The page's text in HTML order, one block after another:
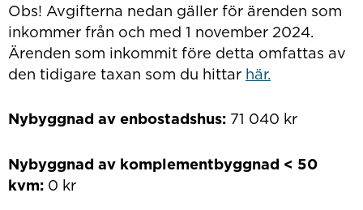
Obs! Avgifterna nedan gäller för ärenden som
inkommer från och med 1 november 2024.
Ärenden som inkommit före detta omfattas av
den tidigare taxan som du hittar här.
Nybyggnad av enbostadshus:71 040 kr
Nybyggnad av komplementbyggnad < 50
kvm:0 kr